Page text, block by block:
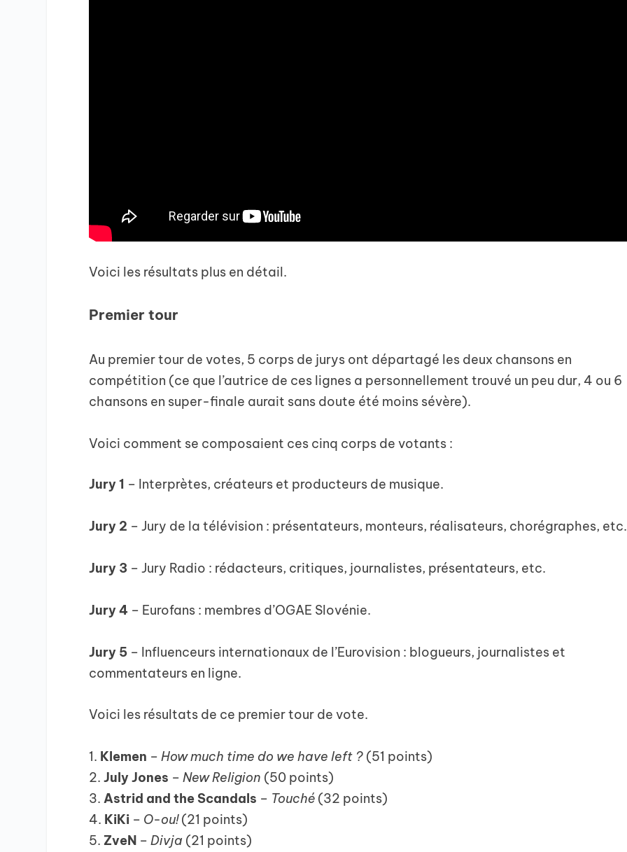
Voici les résultats plus en détail.
Premier tour
Au premier tour de votes, 5 corps de jurys ont départagé les deux chansons en
compétition (ce que l’autrice de ces lignes a personnellement trouvé un peu dur, 4 ou 6
chansons en super-finale aurait sans doute été moins sévère).
Voici comment se composaient ces cinq corps de votants :
Jury 1 – Interprètes, créateurs et producteurs de musique.
Jury 2 – Jury de la télévision : présentateurs, monteurs, réalisateurs, chorégraphes, etc.
Jury 3 – Jury Radio : rédacteurs, critiques, journalistes, présentateurs, etc.
Jury 4 – Eurofans : membres d’OGAE Slovénie.
Jury 5 – Influenceurs internationaux de l’Eurovision : blogueurs, journalistes et
commentateurs en ligne.
Voici les résultats de ce premier tour de vote.
1. Klemen –How much time do we have left ? (51 points)
2. ⁠July Jones –New Religion (50 points)
3. ⁠Astrid and the Scandals – Touché (32 points)
4. ⁠ KiKi – O-ou!(21 points)
5. ⁠ZveN –Divja (21 points)